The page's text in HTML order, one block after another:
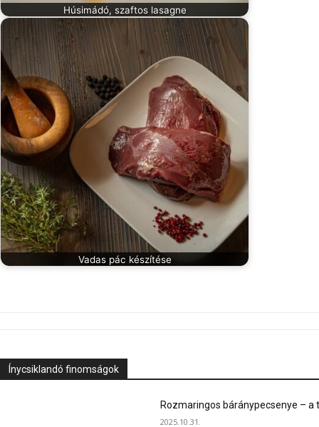
Húsimádó, szaftos lasagne
Vadas pác készítése
Ínycsiklandó finomságok
Rozmaringos báránypecsenye – a
2025.10.31.